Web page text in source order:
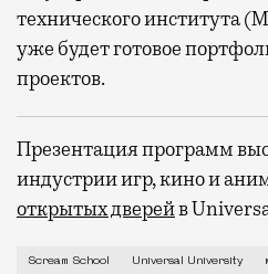
технического института
уже будет готовое
проектов.
Презентация программ
индустрии игр, кино и
открытых дверейв
Теперь в России можно
Scream School Universal University